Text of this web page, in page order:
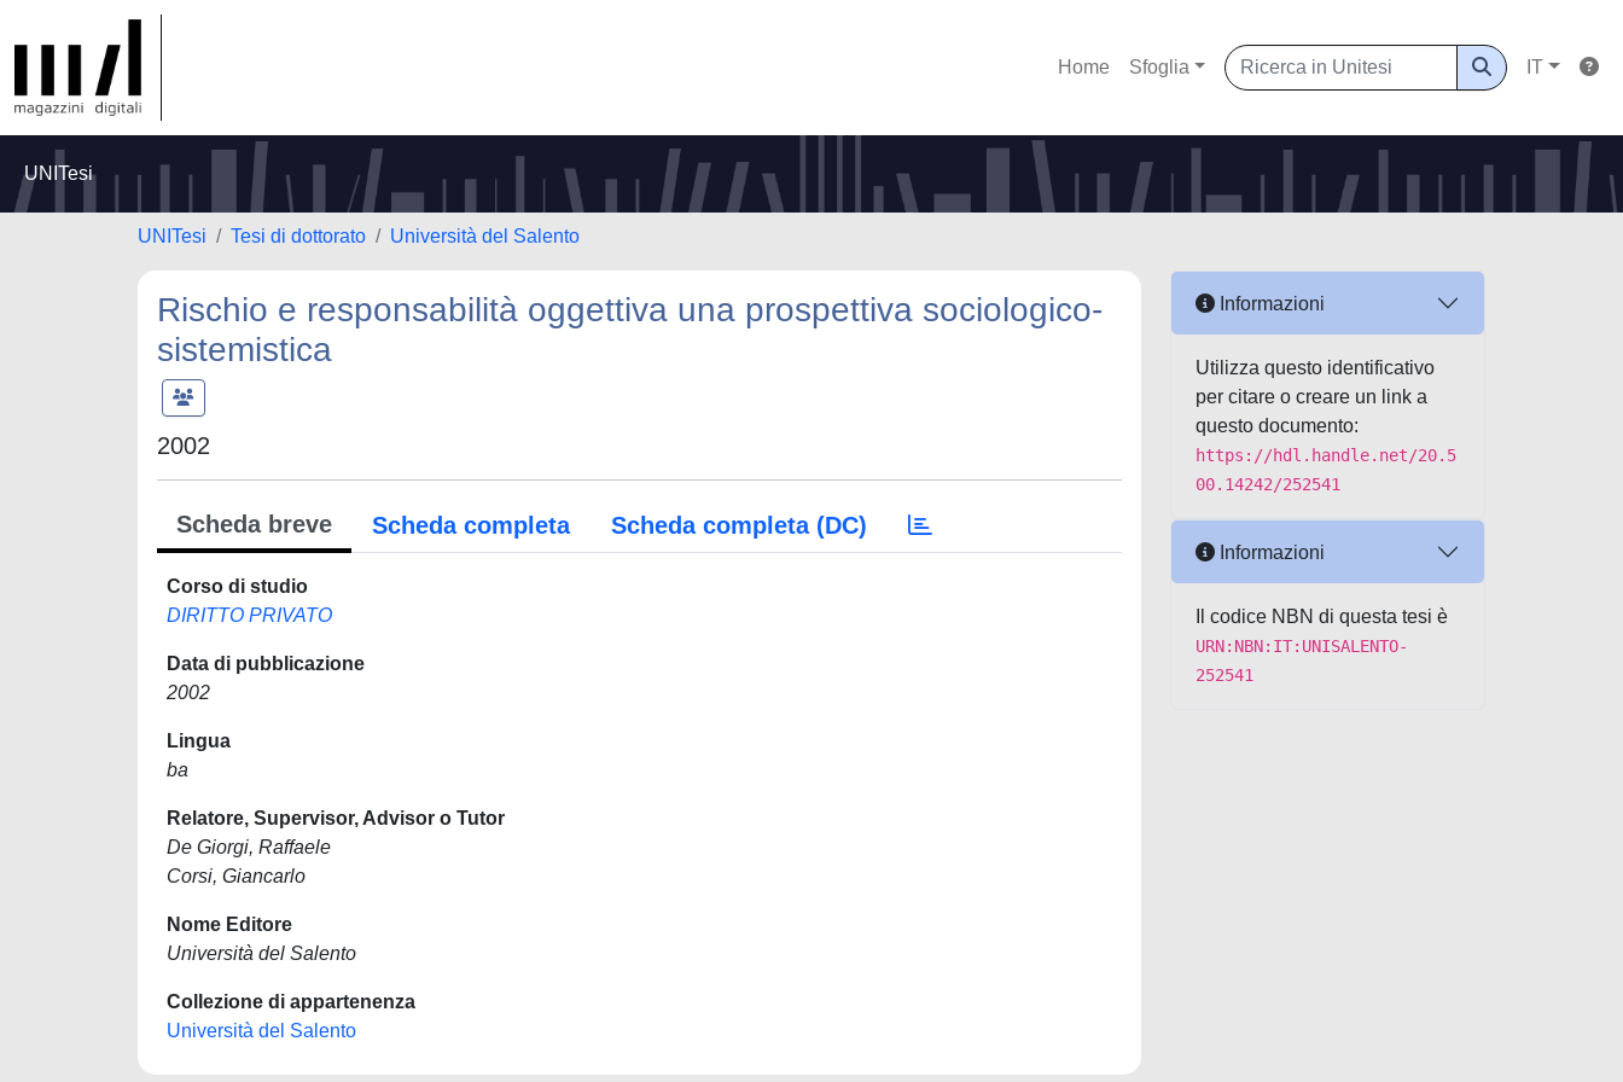
Home Sfoglia IT
UNITesi
UNITesi Tesi di dottorato Università del Salento
Rischio e responsabilità oggettiva una prospettiva sociologico-
sistemistica
2002
Scheda breve Scheda completa Scheda completa (DC)
Corso di studio
DIRITTO PRIVATO
Data di pubblicazione
2002
Lingua
ba
Relatore, Supervisor, Advisor o Tutor
De Giorgi, Raffaele
Corsi, Giancarlo
Nome Editore
Università del Salento
Collezione di appartenenza
Università del Salento
Informazioni
Utilizza questo identificativo
per citare o creare un link a
questo documento:
https://hdl.handle.net/20.5
00.14242/252541
Informazioni
Il codice NBN di questa tesi è
URN:NBN:IT:UNISALENTO-
252541